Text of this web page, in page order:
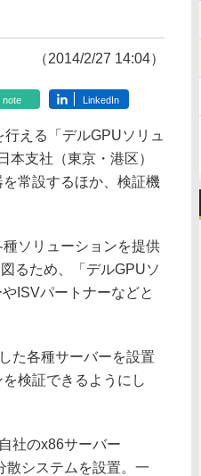
（2014/2/27 14:04）
note LinkedIn
える「デルGPUソリュ
支社（東京・港区）
常設するほか、検証機
ソリューションを提供
るため、「デルGPUソ
ISVパートナーなどと
た各種サーバーを設置
検証できるようにし
社のx86サーバー
散システムを設置。一